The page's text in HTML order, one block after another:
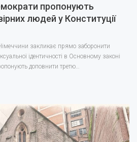
пропонують
людей у Конституції
закликає прямо заборонити
ідентичності в Основному законі
доповнити третю…